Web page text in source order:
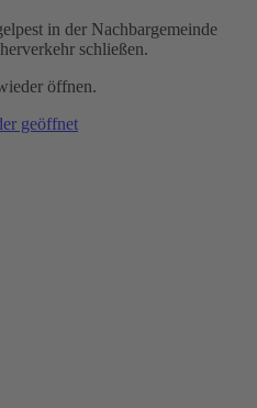
in der Nachbargemeinde
schließen.
öffnen.
geöffnet